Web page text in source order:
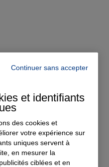
Continuer sans accepter
et identifiants
des cookies et
votre expérience sur
uniques servent à
en mesurer la
ciblées et en